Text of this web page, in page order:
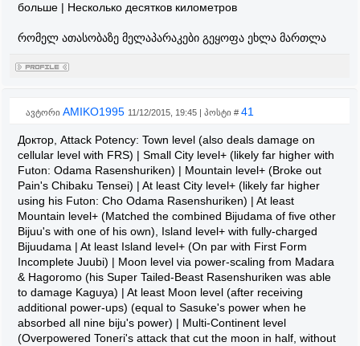
больше | Несколько десятков километров
რომელ ათასობაზე მელაპარაკები გეყოფა ეხლა მართლა
ავტორი AMIKO1995 11/12/2015, 19:45 | პოსტი # 41
Доктор, Attack Potency: Town level (also deals damage on
cellular level with FRS) | Small City level+ (likely far higher with
Futon: Odama Rasenshuriken) | Mountain level+ (Broke out
Pain's Chibaku Tensei) | At least City level+ (likely far higher
using his Futon: Cho Odama Rasenshuriken) | At least
Mountain level+ (Matched the combined Bijudama of five other
Bijuu's with one of his own), Island level+ with fully-charged
Bijuudama | At least Island level+ (On par with First Form
Incomplete Juubi) | Moon level via power-scaling from Madara
& Hagoromo (his Super Tailed-Beast Rasenshuriken was able
to damage Kaguya) | At least Moon level (after receiving
additional power-ups) (equal to Sasuke's power when he
absorbed all nine biju's power) | Multi-Continent level
(Overpowered Toneri's attack that cut the moon in half, without